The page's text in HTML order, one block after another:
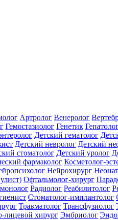
Артролог Венеролог
Гемостазиолог Генетик
Детский гематолог
Детский невролог Детский
стоматолог Детский уролог
фармаколог Косметолог-
Нейрохирург
Офтальмолог-хирург
Радиолог Реабилитолог
Стоматолог-имплантолог
Травматолог Трансфузиолог
лицевой хирург Эмбриолог